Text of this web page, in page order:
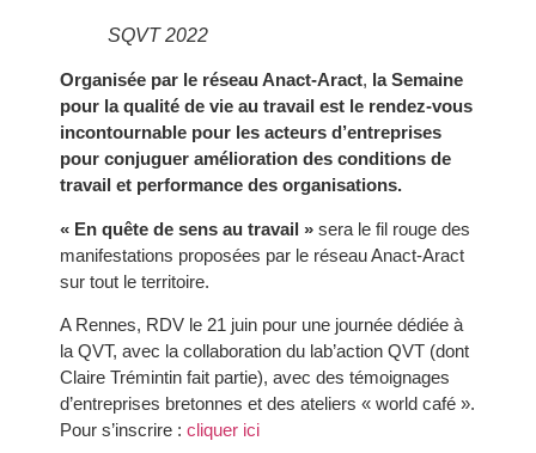
SQVT 2022
Organisée par le réseau Anact-Aract, la Semaine
pour la qualité de vie au travail est le rendez-vous
incontournable pour les acteurs d’entreprises
pour conjuguer amélioration des conditions de
travail et performance des organisations.
« En quête de sens au travail » sera le fil rouge des
manifestations proposées par le réseau Anact-Aract
sur tout le territoire.
A Rennes, RDV le 21 juin pour une journée dédiée à
la QVT, avec la collaboration du lab’action QVT (dont
Claire Trémintin fait partie), avec des témoignages
d’entreprises bretonnes et des ateliers « world café ».
Pour s’inscrire : cliquer ici